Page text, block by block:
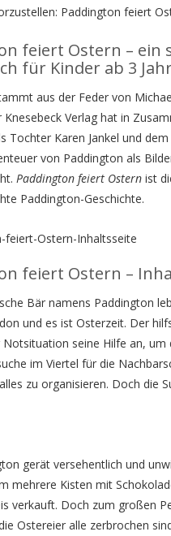
Paddington feiert
feiert Ostern – ein
für Kinder ab 3
aus der Feder von
Knesebeck Verlag hat in
Tochter Karen Jankel und
von Paddington als
Paddington feiert Ostern ist
Paddington-Geschichte.
feiert Ostern –
Bär namens Paddington
und es ist Osterzeit. Der
seine Hilfe an, um
im Viertel für die
zu organisieren. Doch die
gerät versehentlich und
mehrere Kisten mit
verkauft. Doch zum großen
Ostereier alle zerbrochen